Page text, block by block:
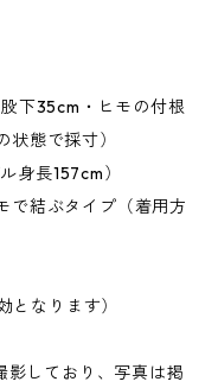
下35cm・ヒモの付根
態で採寸）
身長157cm）
結ぶタイプ（着用方
なります）
しており、写真は掲